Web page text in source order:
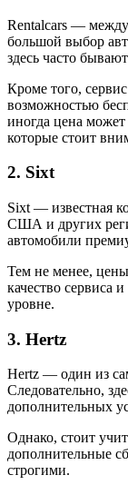
Rentalcars —
большой выбор
здесь часто
Кроме того,
возможностью
иногда цена
которые стоит
2. Sixt
Sixt — известная
США и других
автомобили
Тем не менее,
качество сервиса
уровне.
3. Hertz
Hertz — один из
Следовательно,
дополнительных
Однако, стоит
дополнительные
строгими.